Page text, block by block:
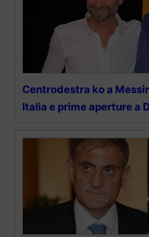
Centrodestra ko a
Italia e prime aperture a